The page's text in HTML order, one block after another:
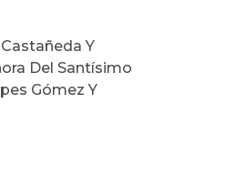
Y
Del Santísimo
Gómez Y